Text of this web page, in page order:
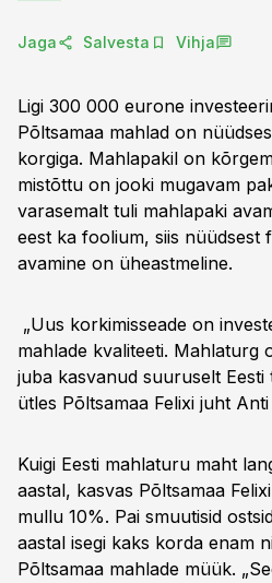
Jaga Salvesta Vihja
Ligi 300 000 eurone
Põltsamaa mahlad on
korgiga. Mahlapakil on
mistõttu on jooki mugavam
varasemalt tuli mahlapaki
eest ka foolium, siis nüüdsest
avamine on üheastmeline.
„Uus korkimisseade on
mahlade kvaliteeti. Mahlaturg
juba kasvanud suuruselt Eesti
ütles Põltsamaa Felixi juht Anti
Kuigi Eesti mahlaturu maht
aastal, kasvas Põltsamaa
mullu 10%. Pai smuutisid
aastal isegi kaks korda enam
Põltsamaa mahlade müük.